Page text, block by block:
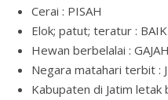
Cerai : PISAH
Elok; patut; teratur : BAIK
Hewan berbelalai : GAJAH
Negara matahari terbit :
Kabupaten di Jatim letak